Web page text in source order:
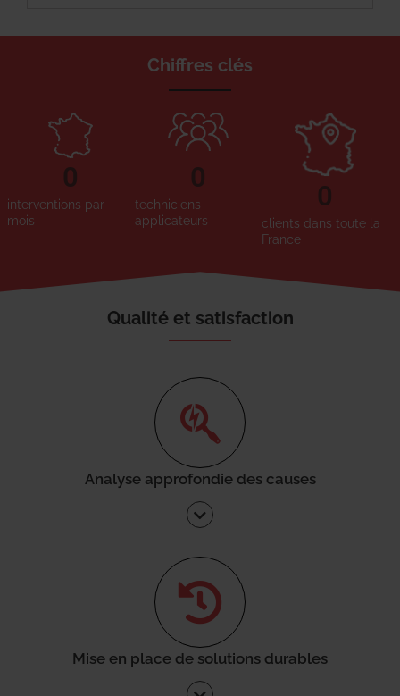
Chiffres clés
interventions par
mois
0
techniciens
applicateurs
0
clients dans toute la
France
0
Qualité et satisfaction
Analyse approfondie des causes
Mise en place de solutions durables